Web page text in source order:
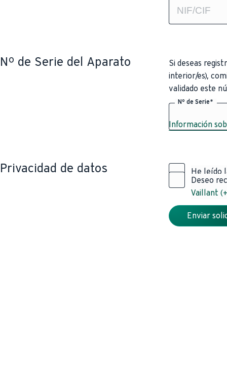
Si deseas
interior/es),
validado este
Nº de Serie del Aparato
Nº de Serie*
Información
Privacidad de datos
He leído
Deseo
Vaillant
Enviar